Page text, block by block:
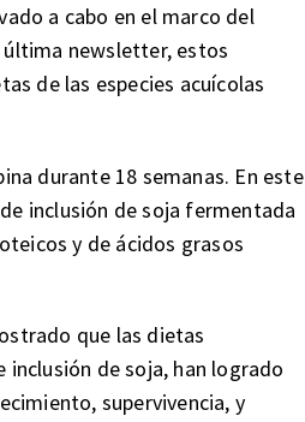
a cabo en el marco del
última newsletter, estos
de las especies acuícolas
durante 18 semanas. En este
inclusión de soja fermentada
y de ácidos grasos
que las dietas
de soja, han logrado
supervivencia, y